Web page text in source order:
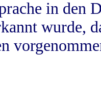
in
wurde,